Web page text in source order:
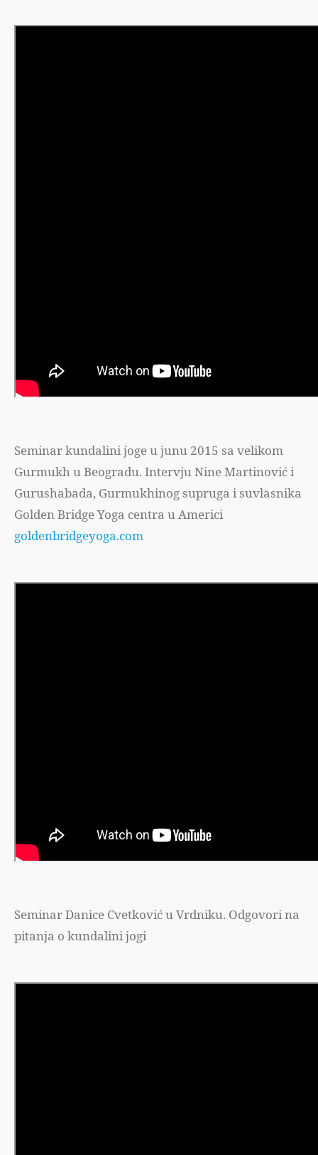
Seminar kundalini joge u junu 2015 sa velikom
Gurmukh u Beogradu. Intervju Nine Martinović i
Gurushabada, Gurmukhinog supruga i suvlasnika
Golden Bridge Yoga centra u Americi
goldenbridgeyoga.com
Seminar Danice Cvetković u Vrdniku. Odgovori na
pitanja o kundalini jogi